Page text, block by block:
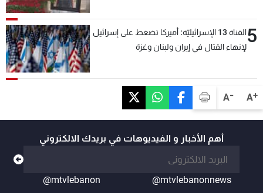
A+
A-
5
القناة 13 الإسرائيليّة: أميركا تضغط على إسرائيل
لإنهاء القتال في إيران ولبنان وغزة
أهم الأخبار و الفيديوهات في بريدك الالكتروني
@mtvlebanonnews
@mtvlebanon